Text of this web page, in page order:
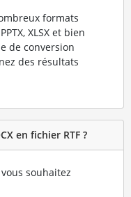
formats
XLSX et bien
de conversion
des résultats
en fichier RTF ?
souhaitez